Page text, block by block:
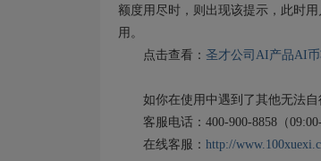
额度用尽时，则出现该提示，此时
用。
点击查看： 圣才公司AI产品AI
如你在使用中遇到了其他无法自
客服电话：400-900-8858（09:00-
在线客服： http://